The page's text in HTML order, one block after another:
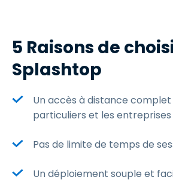
5 Raisons de
Splashtop
Un accès à distance complet
particuliers et les entreprises
Pas de limite de temps de
Un déploiement souple et